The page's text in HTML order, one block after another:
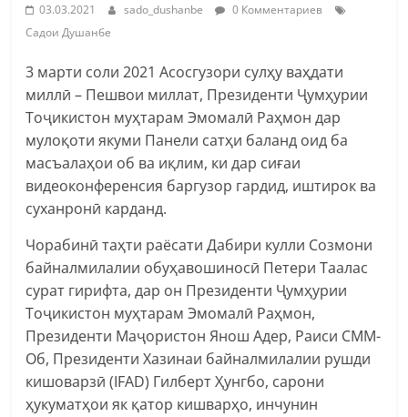
03.03.2021 sado_dushanbe
0 Комментариев
Садои Душанбе
3 марти соли 2021 Асосгузори сулҳу ваҳдати
миллӣ – Пешвои миллат, Президенти Ҷумҳурии
Тоҷикистон муҳтарам Эмомалӣ Раҳмон дар
мулоқоти якуми Панели сатҳи баланд оид ба
масъалаҳои об ва иқлим, ки дар сиғаи
видеоконференсия баргузор гардид, иштирок ва
суханронӣ карданд.
Чорабинӣ таҳти раёсати Дабири кулли Созмони
байналмилалии обуҳавошиносӣ Петери Таалас
сурат гирифта, дар он Президенти Ҷумҳурии
Тоҷикистон муҳтарам Эмомалӣ Раҳмон,
Президенти Маҷористон Янош Адер, Раиси СММ-
Об, Президенти Хазинаи байналмилалии рушди
кишоварзӣ (IFAD) Гилберт Ҳунгбо, сарони
ҳукуматҳои як қатор кишварҳо, инчунин